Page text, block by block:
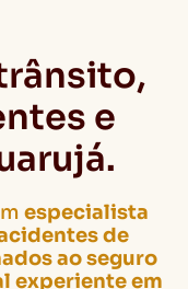
e
especialista
de
ao seguro
experiente em